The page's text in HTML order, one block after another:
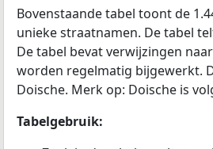
Bovenstaande tabel toont de
unieke straatnamen. De tabel
De tabel bevat verwijzingen
worden regelmatig bijgewerkt.
Doische. Merk op: Doische is
Tabelgebruik: